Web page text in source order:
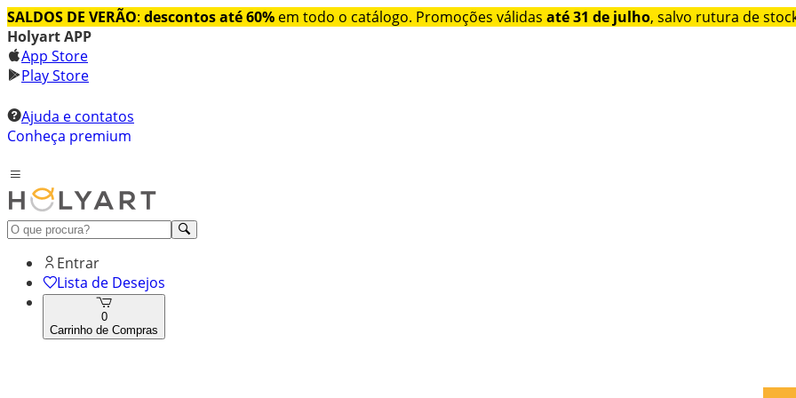
SALDOS DE VERÃO: descontos até 60% em todo o catálogo. Promoções válidas até 31 de julho, salvo rutura de
Holyart APP
App Store
Play Store
Ajuda e contatos
Conheça premium
Entrar
Lista de Desejos
0
Carrinho de Compras